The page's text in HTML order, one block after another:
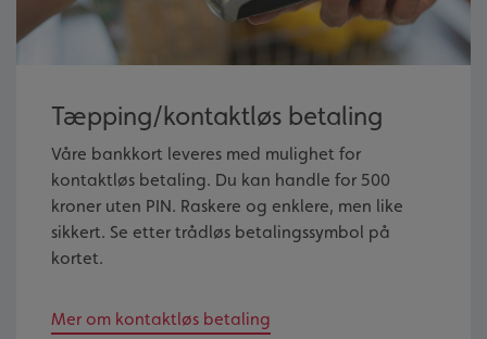
Tæpping/kontaktløs betaling
Våre bankkort leveres med mulighet for
kontaktløs betaling. Du kan handle for 500
kroner uten PIN. Raskere og enklere, men like
sikkert. Se etter trådløs betalingssymbol på
kortet.
Mer om kontaktløs betaling